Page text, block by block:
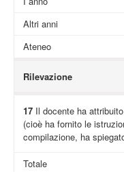
Altri anni
Ateneo
Rilevazione
17Il docente ha
(cioè ha fornito le
compilazione, ha
Totale